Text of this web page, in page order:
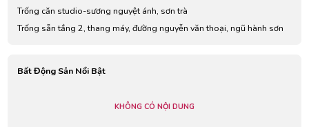
Trống căn studio-sương nguyệt ánh, sơn trà
Trống sẵn tầng 2, thang máy, đường nguyễn văn thoại, ngũ hành sơn
Bất Động Sản Nổi Bật
KHÔNG CÓ NỘI DUNG